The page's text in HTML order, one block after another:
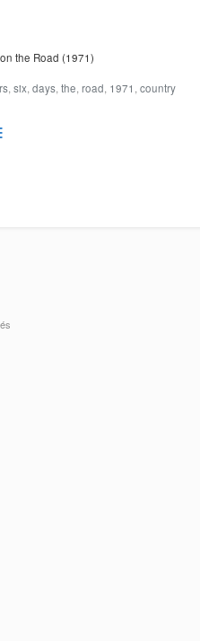
the Road (1971)
, six, days, the, road, 1971 , country